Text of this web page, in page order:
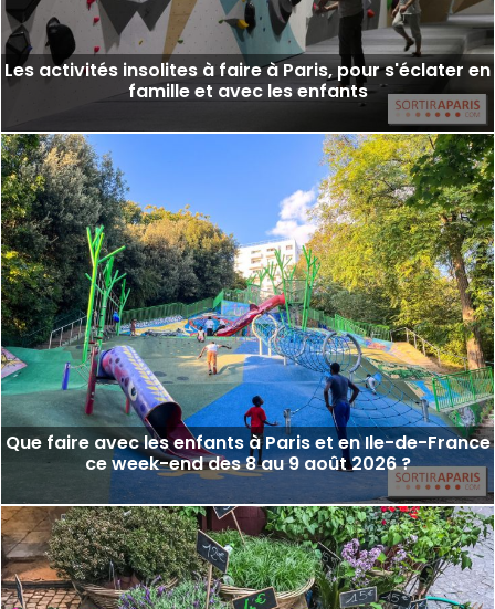
Les activités insolites à faire à Paris, pour s'éclater en
famille et avec les enfants
Que faire avec les enfants à Paris et en Ile-de-France
ce week-end des 8 au 9 août 2026 ?